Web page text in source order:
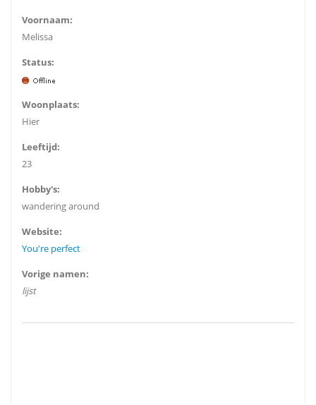
Voornaam:
Melissa
Status:
Woonplaats:
Hier
Leeftijd:
23
Hobby's:
wandering around
Website:
You're perfect
Vorige namen:
lijst